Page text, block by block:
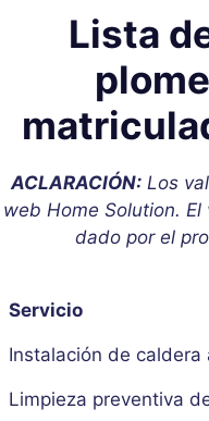
Lista
ACLARACIÓN: Los
web Home Solution.
dado por el
Servicio
Instalación de caldera
Limpieza preventiva